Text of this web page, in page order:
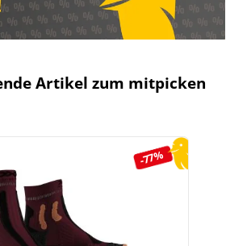
Artikel zum mitpicken
-77%